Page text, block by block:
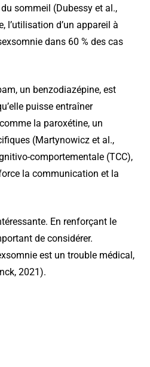
sommeil (Dubessy et al.,
l’utilisation d’un appareil à
dans 60 % des cas
un benzodiazépine, est
puisse entraîner
la paroxétine, un
(Martynowicz et al.,
comportementale (TCC),
la communication et la
En renforçant le
de considérer.
est un trouble médical,
2021).